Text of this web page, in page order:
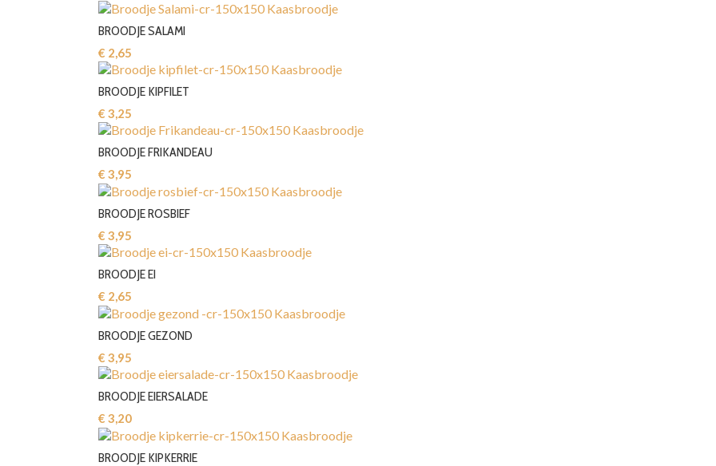
BROODJE SALAMI
€ 2,65‎
BROODJE KIPFILET
€ 3,25‎
BROODJE FRIKANDEAU
€ 3,95‎
BROODJE ROSBIEF
€ 3,95‎
BROODJE EI
€ 2,65‎
BROODJE GEZOND
€ 3,95‎
BROODJE EIERSALADE
€ 3,20‎
BROODJE KIPKERRIE